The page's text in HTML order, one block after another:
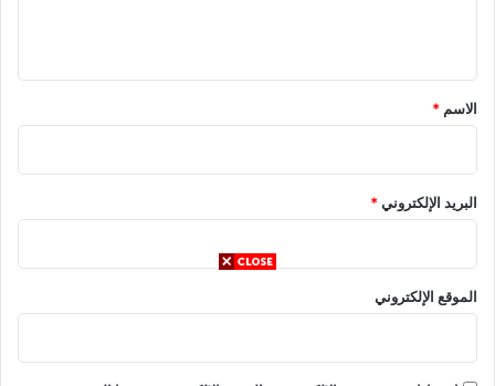
*
الاسم *
البريد الإلكتروني*
الموقع الإلكتروني